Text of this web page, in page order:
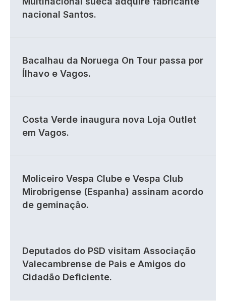
nacional Santos.
Bacalhau da Noruega On Tour passa por
Ílhavo e Vagos.
Costa Verde inaugura nova Loja Outlet
em Vagos.
Moliceiro Vespa Clube e Vespa Club
Mirobrigense (Espanha) assinam acordo
de geminação.
Deputados do PSD visitam Associação
Valecambrense de Pais e Amigos do
Cidadão Deficiente.